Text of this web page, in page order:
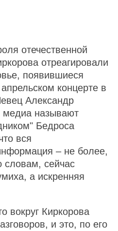
отечественной
отреагировали
появившиеся
концерте в
Александр
медиа называют
Бедроса
вся
– не более,
словам, сейчас
а искренняя
вокруг Киркорова
и это, по его